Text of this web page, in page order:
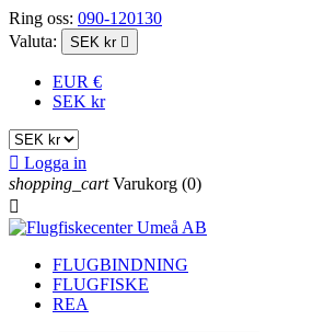
Ring oss: 090-120130
Valuta:
SEK kr 
EUR €
SEK kr
 Logga in
shopping_cart Varukorg (0)

FLUGBINDNING
FLUGFISKE
REA